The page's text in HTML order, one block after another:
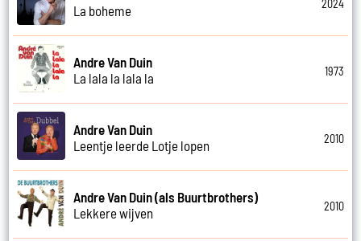
La boheme
2024
Andre Van Duin
La lala la lala la
1973
Andre Van Duin
Leentje leerde Lotje lopen
2010
Andre Van Duin (als Buurtbrothers)
Lekkere wijven
2010